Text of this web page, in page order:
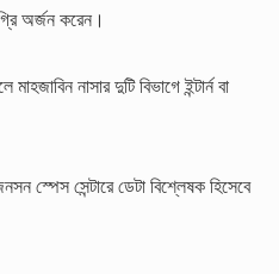
অর্জন করেন।
নাসার দুটি বিভাগে ইন্টার্ন বা
স্পেস সেন্টারে ডেটা বিশ্লেষক হিসেবে